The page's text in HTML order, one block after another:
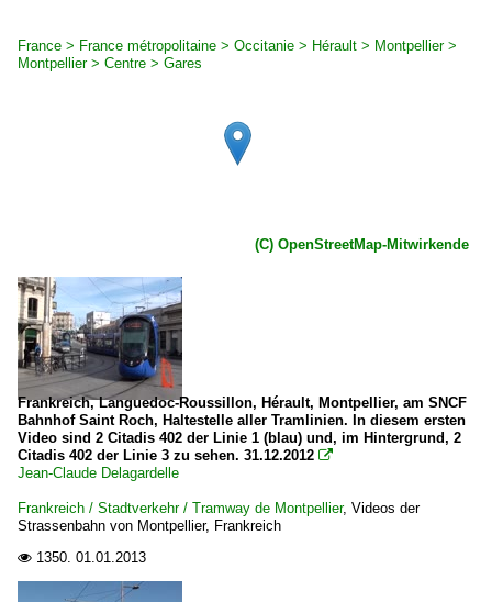
France > France métropolitaine > Occitanie > Hérault > Montpellier >
Montpellier > Centre > Gares
(C) OpenStreetMap-Mitwirkende
Frankreich, Languedoc-Roussillon, Hérault, Montpellier, am SNCF
Bahnhof Saint Roch, Haltestelle aller Tramlinien. In diesem ersten
Video sind 2 Citadis 402 der Linie 1 (blau) und, im Hintergrund, 2
Citadis 402 der Linie 3 zu sehen. 31.12.2012 
Jean-Claude Delagardelle
Frankreich / Stadtverkehr / Tramway de Montpellier, Videos der
Strassenbahn von Montpellier, Frankreich
 1350. 01.01.2013